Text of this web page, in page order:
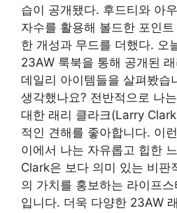
습이 공개됐다. 후드티와 아
자수를 활용해 볼드한 포인
한 개성과 무드를 더했다. 오
23AW 룩북을 통해 공개된
데일리 아이템들을 살펴봤습
생각했나요? 전반적으로 나
대한 래리 클라크(Larry
적인 견해를 좋아합니다. 이
이에서 나는 자유롭고 힙한
Clark은 보다 의미 있는 비판
의 가치를 홍보하는 라이프
입니다. 더욱 다양한 23AW